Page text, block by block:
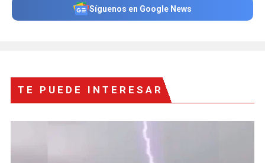
Síguenos en Google News
TE PUEDE INTERESAR